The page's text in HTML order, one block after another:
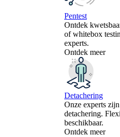
Pentest
Ontdek
of whitebox
experts.
Ontdek meer
Detachering
Onze experts
detachering.
beschikbaar.
Ontdek meer